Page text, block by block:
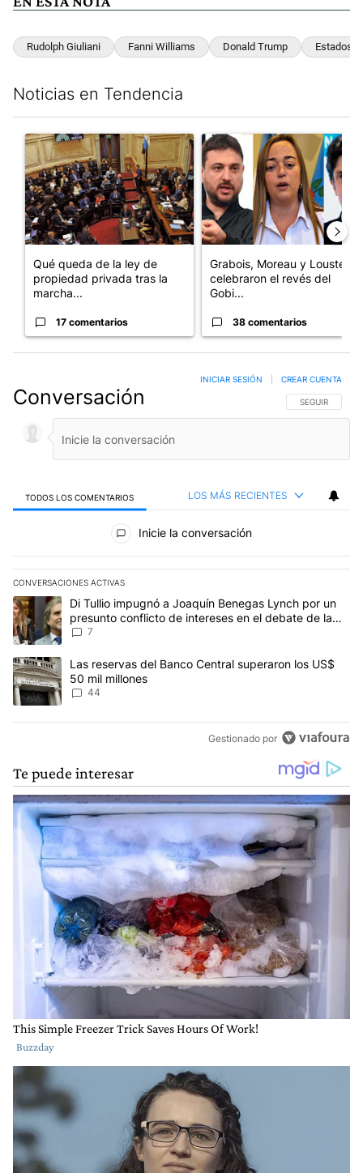
Rudolph Giuliani Fanni Williams Donald Trump Estados
Noticias en Tendencia
Un artículo de tendencia con el título "Qué queda de la ley de
Qué queda de la ley de
propiedad privada tras la
marcha...
17 comentarios
Un artículo de tendencia con
Grabois, Moreau y Lousteau
celebraron el revés del
Gobi...
38 comentarios
Conversación SIGA ESTA
SEGUIR
INICIAR SESIÓN CREAR CUENTA
TODOS LOS COMENTARIOS LOS MÁS RECIENTES
Todos los comentarios
Inicie la conversación
CONVERSACIONES ACTIVAS
Este listado muestra los artículos con más comentarios en los
Un artículo de tendencia con el título "Di Tullio impugnó a
Di Tullio impugnó a Joaquín Benegas Lynch por un
presunto conflicto de intereses en el debate de la
Ley de Tierras
7
Un artículo de tendencia con el título "Las reservas del Banco
Las reservas del Banco Central superaron los US$
50 mil millones
44
Gestionado por